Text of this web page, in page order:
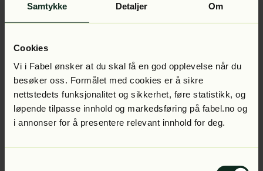
Samtykke Detaljer Om
Cookies
Vi i Fabel ønsker at du skal få en god opplevelse når du
besøker oss. Formålet med cookies er å sikre
nettstedets funksjonalitet og sikkerhet, føre statistikk, og
løpende tilpasse innhold og markedsføring på fabel.no og
i annonser for å presentere relevant innhold for deg.